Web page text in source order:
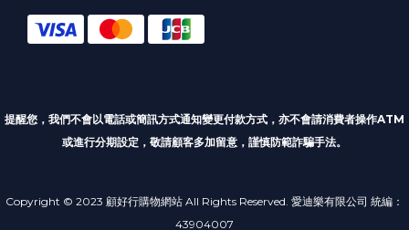
提醒您，我們不會以電話或簡訊方式通知變更付款方式 ，亦不會請消費者操作ATM
或進行分期設定，敬請顧客多加留意，謹慎防範詐騙手法。
Copyright © 2023 顧好行購物網站 All Rights Reserved. 愛迪樂有限公司 統編：
43904007